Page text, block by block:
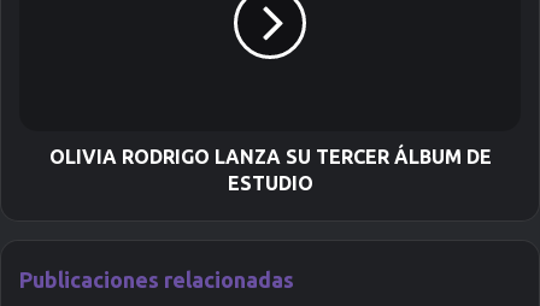
OLIVIA RODRIGO LANZA SU TERCER ÁLBUM DE
ESTUDIO
Publicaciones relacionadas